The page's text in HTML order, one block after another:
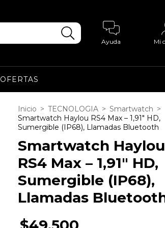
Ayuda Mi
OFERTAS
Inicio > TECNOLOGIA > Smartwatch >
Smartwatch Haylou RS4 Max – 1,91″ HD,
Sumergible (IP68), Llamadas Bluetooth
Smartwatch Haylou
RS4 Max – 1,91″ HD,
Sumergible (IP68),
Llamadas